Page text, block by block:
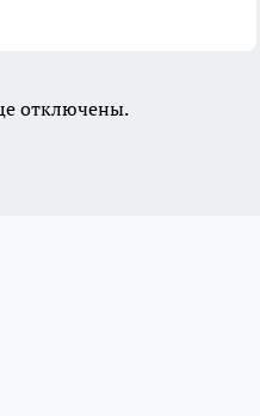
отключены.